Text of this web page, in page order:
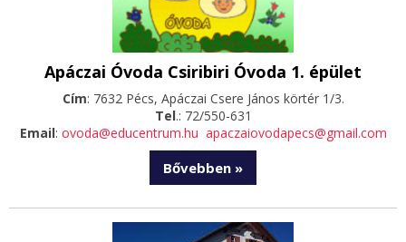
Apáczai Óvoda Csiribiri Óvoda 1. épület
Cím: 7632 Pécs, Apáczai Csere János körtér 1/3.
Tel.: 72/550-631
Email: ovoda@educentrum.hu apaczaiovodapecs@gmail.com
Bővebben »